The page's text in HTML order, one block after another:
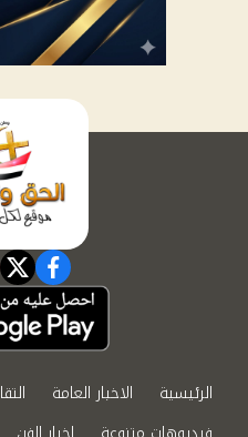
الرئيسية الاخبار العامة